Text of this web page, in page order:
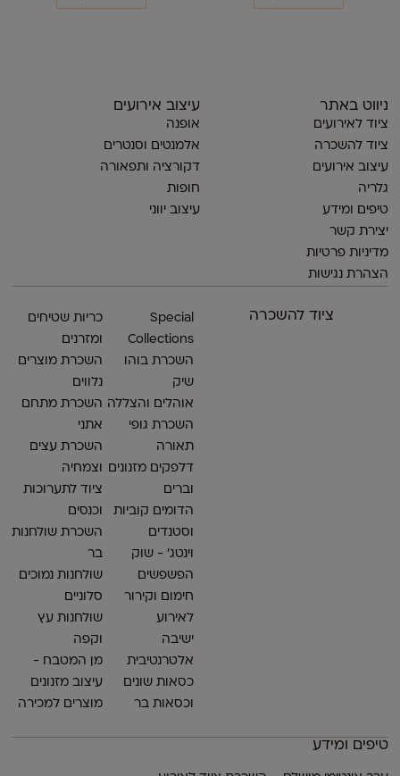
ניווט באתר
ציוד לאירועים
ציוד להשכרה
עיצוב אירועים
גלריה
טיפים ומידע
יצירת קשר
מדיניות פרטיות
הצהרת נגישות
ציוד להשכרה
Special
Collections
השכרת בוהו
שיק
אוהלים והצללה
השכרת גופי
תאורה
דלפקים מזנונים
וברים
הדומים קוביות
וסטנדים
וינטג׳ - שוק
הפשפשים
חימום וקירור
לאירוע
ישיבה
אלטרנטיבית
כסאות שונים
וכסאות בר
כריות שטיחים
ומזרנים
השכרת מוצרים
נלווים
השכרת מתחם
אתני
השכרת עצים
וצמחיה
ציוד לתערוכות
וכנסים
השכרת שולחנות
בר
שולחנות נמוכים
סלוניים
שולחנות עץ
וקפה
מן המטבח -
עיצוב מזנונים
מוצרים למכירה
עיצוב אירועים
אופנה
אלמנטים וסנטרים
דקורציה ותפאורה
חופות
עיצוב יווני
טיפים ומידע